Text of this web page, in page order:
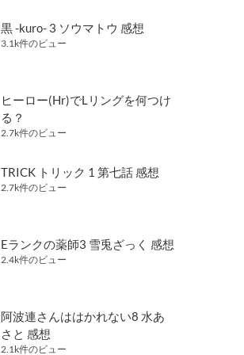
黒 -kuro- 3 ソウマトウ 感想
3.1k件のビュー
ヒーロー(Hr)でLリングを何つけ
る？
2.7k件のビュー
TRICK トリック 1 第七話 感想
2.7k件のビュー
Eランクの薬師3 雪兎ざっく 感想
2.4k件のビュー
阿波連さんははかれない8 水あ
さと 感想
2.1k件のビュー